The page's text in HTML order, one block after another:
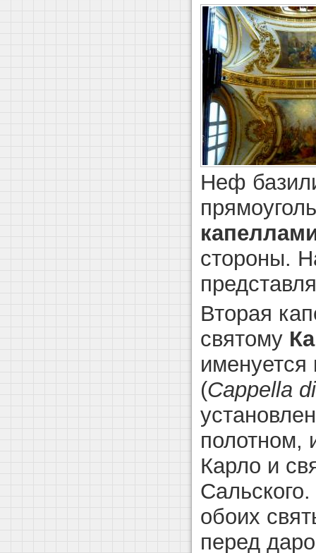
Неф
стороны.
Вторая
святому
(Cappella
полотном,
Карло и
обоих
перед